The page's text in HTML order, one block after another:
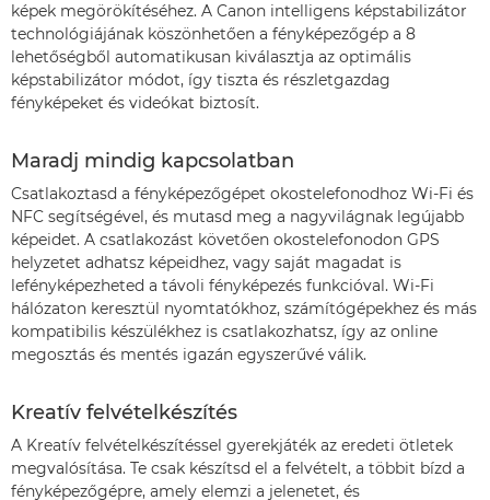
képek megörökítéséhez. A Canon intelligens képstabilizátor
technológiájának köszönhetően a fényképezőgép a 8
lehetőségből automatikusan kiválasztja az optimális
képstabilizátor módot, így tiszta és részletgazdag
fényképeket és videókat biztosít.
Maradj mindig kapcsolatban
Csatlakoztasd a fényképezőgépet okostelefonodhoz Wi-Fi és
NFC segítségével, és mutasd meg a nagyvilágnak legújabb
képeidet. A csatlakozást követően okostelefonodon GPS
helyzetet adhatsz képeidhez, vagy saját magadat is
lefényképezheted a távoli fényképezés funkcióval. Wi-Fi
hálózaton keresztül nyomtatókhoz, számítógépekhez és más
kompatibilis készülékhez is csatlakozhatsz, így az online
megosztás és mentés igazán egyszerűvé válik.
Kreatív felvételkészítés
A Kreatív felvételkészítéssel gyerekjáték az eredeti ötletek
megvalósítása. Te csak készítsd el a felvételt, a többit bízd a
fényképezőgépre, amely elemzi a jelenetet, és